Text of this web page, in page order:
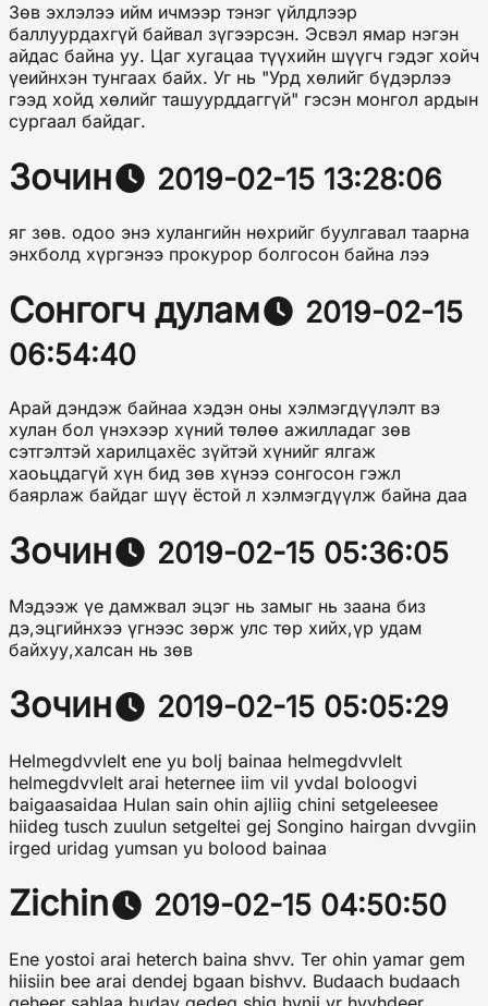
Зөв эхлэлээ ийм ичмээр тэнэг үйлдлээр
баллуурдахгүй байвал зүгээрсэн. Эсвэл ямар нэгэн
айдас байна уу. Цаг хугацаа түүхийн шүүгч гэдэг хойч
үеийнхэн тунгаах байх. Уг нь "Урд хөлийг бүдэрлээ
гээд хойд хөлийг ташуурддаггүй" гэсэн монгол ардын
сургаал байдаг.
Зочин 2019-02-15 13:28:06
яг зѳв. одоо энэ хулангийн нѳхрийг буулгавал таарна
энхболд хүргэнээ прокурор болгосон байна лээ
Сонгогч дулам
2019-02-15
06:54:40
Арай дэндэж байнаа хэдэн оны хэлмэгдүүлэлт вэ
хулан бол үнэхээр хүний төлөө ажилладаг зөв
сэтгэлтэй харилцахёс зүйтэй хүнийг ялгаж
хаоьцдагүй хүн бид зөв хүнээ сонгосон гэжл
баярлаж байдаг шүү ёстой л хэлмэгдүүлж байна даа
Зочин 2019-02-15 05:36:05
Мэдээж үе дамжвал эцэг нь замыг нь заана биз
дэ,эцгийнхээ үгнээс зөрж улс төр хийх,үр удам
байхуу,халсан нь зөв
Зочин 2019-02-15 05:05:29
Helmegdvvlelt ene yu bolj bainaa helmegdvvlelt
helmegdvvlelt arai heternee iim vil yvdal boloogvi
baigaasaidaa Hulan sain ohin ajliig chini setgeleesee
hiideg tusch zuulun setgeltei gej Songino hairgan dvvgiin
irged uridag yumsan yu bolood bainaa
Zichin 2019-02-15 04:50:50
Ene yostoi arai heterch baina shvv. Ter ohin yamar gem
hiisiin bee arai dendej bgaan bishvv. Budaach budaach